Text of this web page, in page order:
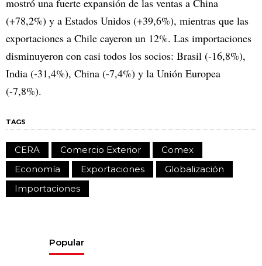
mostró una fuerte expansión de las ventas a China
(+78,2%) y a Estados Unidos (+39,6%), mientras que las
exportaciones a Chile cayeron un 12%. Las importaciones
disminuyeron con casi todos los socios: Brasil (-16,8%),
India (-31,4%), China (-7,4%) y la Unión Europea
(-7,8%).
TAGS
CERA Comercio Exterior
Comex
Economía
Exportaciones
Globalización
Importaciones
Popular